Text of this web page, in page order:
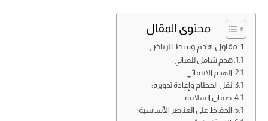
محتوى المقال
مقاول هدم وسط الرياض
هدم شامل للمباني:
الهدم الانتقائي:
نقل الحطام وإعادة تدويره:
ضمان السلامة:
الحفاظ على العناصر الأساسية: